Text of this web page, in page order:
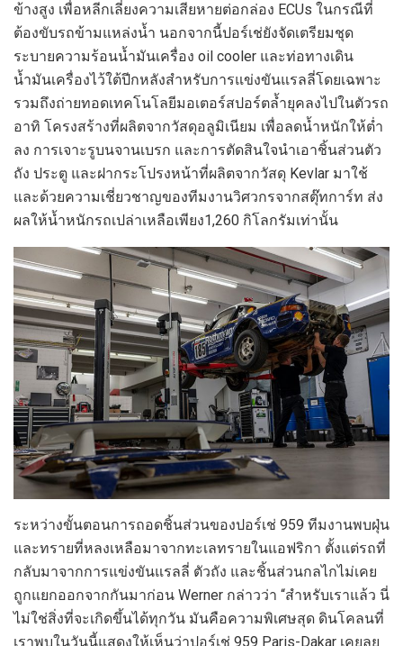
ข้างสูง เพื่อหลีกเลี่ยงความเสียหายต่อกล่อง ECUs ในกรณีที่
ต้องขับรถข้ามแหล่งน้ำ นอกจากนี้ปอร์เช่ยังจัดเตรียมชุด
ระบายความร้อนน้ำมันเครื่อง oil cooler และท่อทางเดิน
น้ำมันเครื่องไว้ใต้ปีกหลังสำหรับการแข่งขันแรลลี่โดยเฉพาะ
รวมถึงถ่ายทอดเทคโนโลยีมอเตอร์สปอร์ตล้ำยุคลงไปในตัวรถ
อาทิ โครงสร้างที่ผลิตจากวัสดุอลูมิเนียม เพื่อลดน้ำหนักให้ต่ำ
ลง การเจาะรูบนจานเบรก และการตัดสินใจนำเอาชิ้นส่วนตัว
ถัง ประตู และฝากระโปรงหน้าที่ผลิตจากวัสดุ Kevlar มาใช้
และด้วยความเชี่ยวชาญของทีมงานวิศวกรจากสตุ๊ทการ์ท ส่ง
ผลให้น้ำหนักรถเปล่าเหลือเพียง1,260 กิโลกรัมเท่านั้น
ระหว่างขั้นตอนการถอดชิ้นส่วนของปอร์เช่ 959 ทีมงานพบฝุ่น
และทรายที่หลงเหลือมาจากทะเลทรายในแอฟริกา ตั้งแต่รถที่
กลับมาจากการแข่งขันแรลลี่ ตัวถัง และชิ้นส่วนกลไกไม่เคย
ถูกแยกออกจากกันมาก่อน Werner กล่าวว่า “สำหรับเราแล้ว นี่
ไม่ใช่สิ่งที่จะเกิดขึ้นได้ทุกวัน มันคือความพิเศษสุด ดินโคลนที่
เราพบในวันนี้แสดงให้เห็นว่าปอร์เช่ 959 Paris-Dakar เคยลุย